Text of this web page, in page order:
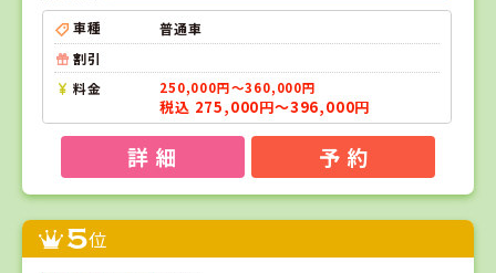
車種
普通車
割引
料金
250,000円～360,000円
税込 275,000円～396,000円
詳 細 予 約
5位